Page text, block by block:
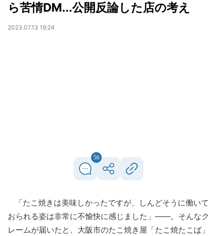
ら苦情DM...公開反論した店の考え
2023.07.13 19:24
56
「たこ焼きは美味しかったですが、しんどそうに働いて
おられる姿は非常に不愉快に感じました」――。そんなク
レームが届いたと、大阪市のたこ焼き屋「たこ焼たこば」